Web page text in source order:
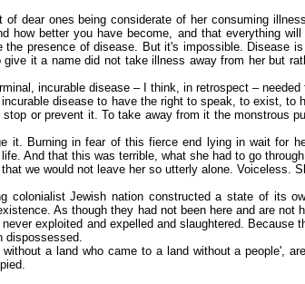
dear ones being considerate of her consuming
how better you have become, and that everything
presence of disease. But it's impossible. Disease
it a name did not take illness away from her but
incurable disease – I think, in retrospect –
disease to have the right to speak, to exist, to
or prevent it. To take away from it the monstrous
it. Burning in fear of this fierce end lying in wait for
And that this was terrible, what she had to go
we would not leave her so utterly alone. Voiceless.
colonialist Jewish nation constructed a state of its
As though they had not been here and are not
exploited and expelled and slaughtered. Because
dispossessed.
a land who came to a land without a people',